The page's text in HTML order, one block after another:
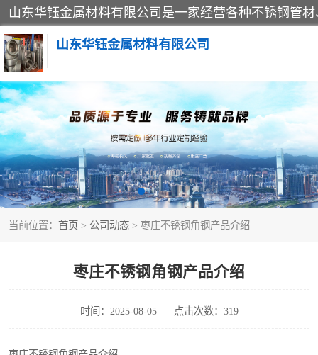
山东华钰金属材料有限公司
当前位置： 首页 > 公司动态 > 枣庄不锈钢角钢产品介绍
枣庄不锈钢角钢产品介绍
时间：2025-08-05 点击次数：319
不锈钢管
管件标准件
不锈钢人孔
不锈钢角钢